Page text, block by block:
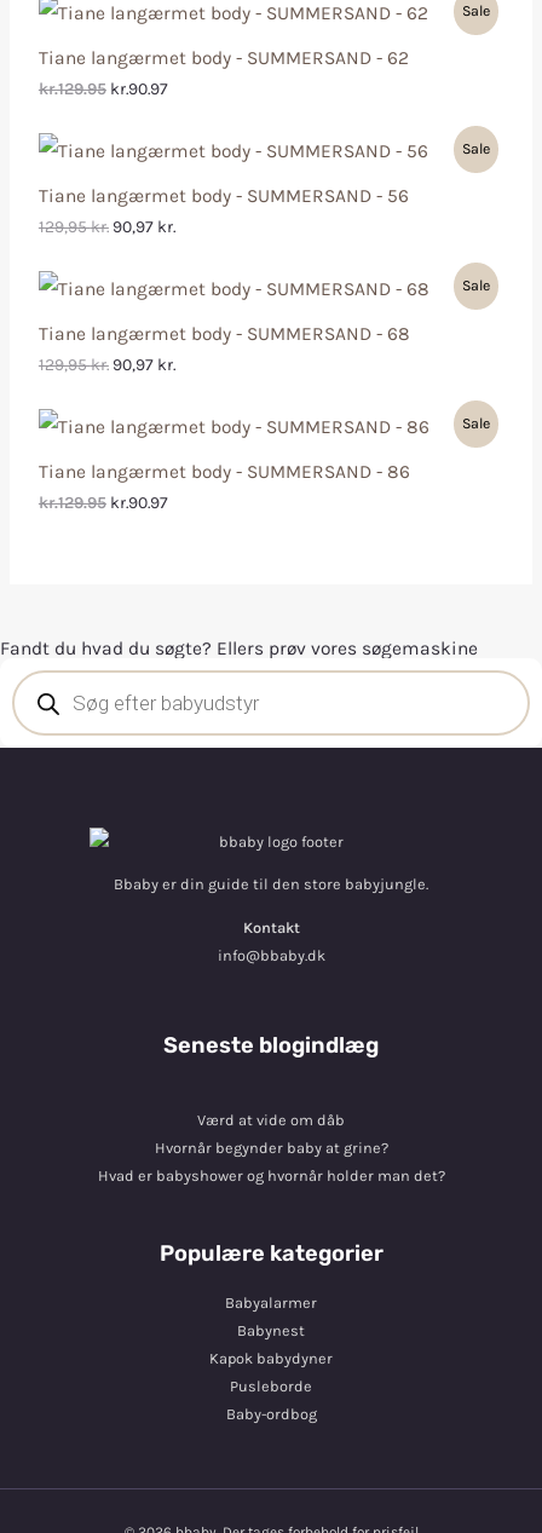
Tiane langærmet body - SUMMERSAND - 62
Sale
kr.129.95 kr.90.97
Tiane langærmet body - SUMMERSAND - 56
Sale
129,95kr. 90,97 kr.
Tiane langærmet body - SUMMERSAND - 68
Sale
129,95kr. 90,97 kr.
Tiane langærmet body - SUMMERSAND - 86
Sale
kr.129.95 kr.90.97
Fandt du hvad du søgte? Ellers prøv vores søgemaskine
Bbaby er din guide til den store babyjungle.
Kontakt
info@bbaby.dk
Seneste blogindlæg
Værd at vide om dåb
Hvornår begynder baby at grine?
Hvad er babyshower og hvornår holder man det?
Populære kategorier
Babyalarmer
Babynest
Kapok babydyner
Pusleborde
Baby-ordbog